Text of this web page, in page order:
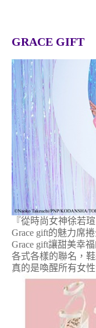
GRACE GIFT
『從時尚女神徐若
Grace gift的魅力席
Grace gift讓甜美幸
各式各樣的聯名，鞋
真的是喚醒所有女